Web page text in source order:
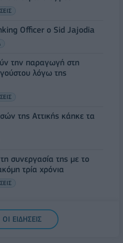
Officer ο Sid Jajodia
την παραγωγή στη
λόγω της
της Αττικής κάηκε τα
συνεργασία της με το
τρία χρόνια
ΕΙΔΗΣΕΙΣ